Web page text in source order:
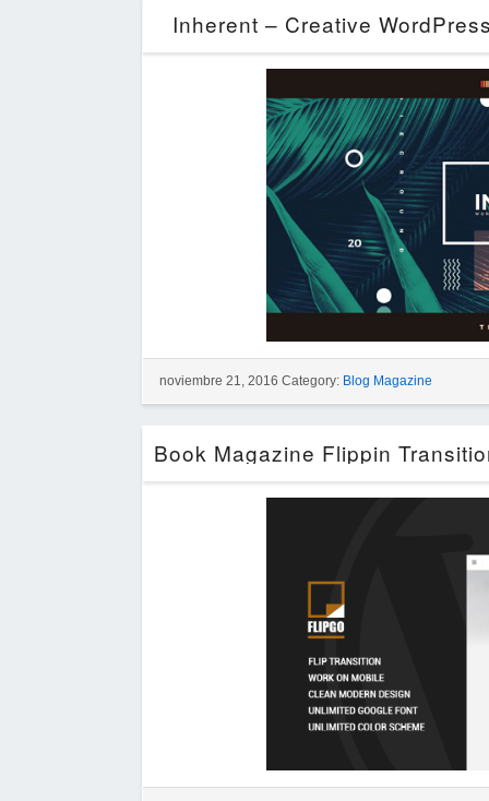
Inherent – Creative
noviembre 21, 2016 Category: Blog Magazine